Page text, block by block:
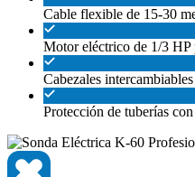
Cable flexible de 15-30
Motor eléctrico de 1/3 HP
Cabezales
Protección de tuberías